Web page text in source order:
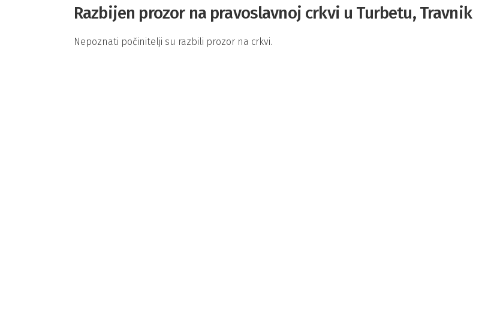
Razbijen prozor na pravoslavnoj crkvi u Turbetu, Travnik
Nepoznati počinitelji su razbili prozor na crkvi.